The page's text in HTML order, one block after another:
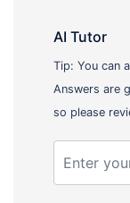
AI Tutor
Tip: You can
Answers are
so please